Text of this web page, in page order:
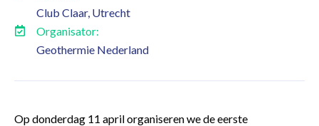
Club Claar, Utrecht
Organisator:
Geothermie Nederland
Op donderdag 11 april organiseren we de eerste